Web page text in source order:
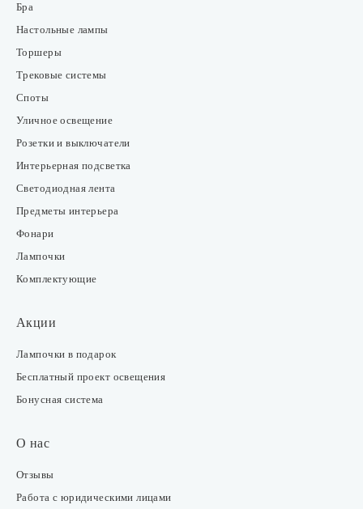
Бра
Настольные лампы
Торшеры
Трековые системы
Споты
Уличное освещение
Розетки и выключатели
Интерьерная подсветка
Светодиодная лента
Предметы интерьера
Фонари
Лампочки
Комплектующие
Акции
Лампочки в подарок
Бесплатный проект освещения
Бонусная система
О нас
Отзывы
Работа с юридическими лицами